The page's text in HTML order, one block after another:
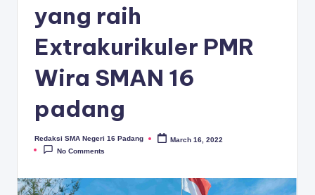
D
A
N
yang raih
Extrakurikuler PMR
Wira SMAN 16
padang
Posted
by
Redaksi SMA Negeri 16 Padang
March 16, 2022
No Comments